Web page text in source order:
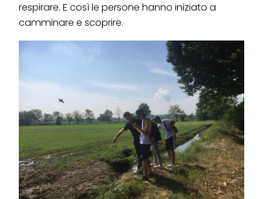
respirare. E così le persone hanno iniziato a
camminare e scoprire.